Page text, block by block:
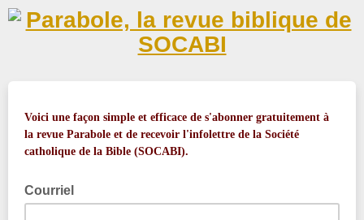
Voici une façon simple et efficace de s'abonner gratuitement à
la revue Parabole et de recevoir l'infolettre de la Société
catholique de la Bible (SOCABI).
Courriel